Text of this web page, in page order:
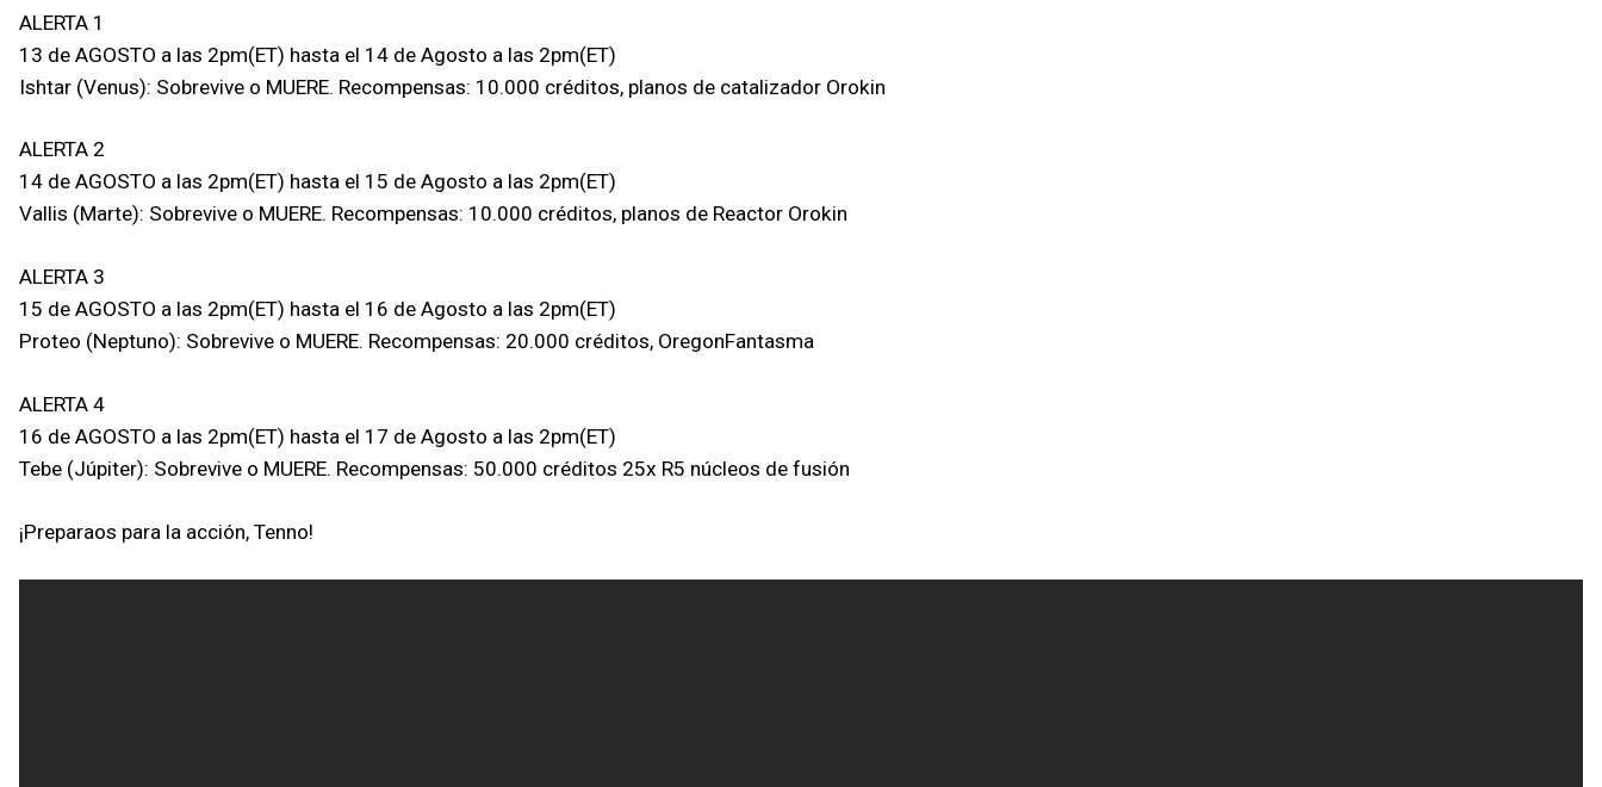
ALERTA 1
13 de AGOSTO a las 2pm(ET) hasta el 14 de Agosto a las 2pm(ET)
Ishtar (Venus): Sobrevive o MUERE. Recompensas: 10.000 créditos, planos de catalizador Orokin
ALERTA 2
14 de AGOSTO a las 2pm(ET) hasta el 15 de Agosto a las 2pm(ET)
Vallis (Marte): Sobrevive o MUERE. Recompensas: 10.000 créditos, planos de Reactor Orokin
ALERTA 3
15 de AGOSTO a las 2pm(ET) hasta el 16 de Agosto a las 2pm(ET)
Proteo (Neptuno): Sobrevive o MUERE. Recompensas: 20.000 créditos, OregonFantasma
ALERTA 4
16 de AGOSTO a las 2pm(ET) hasta el 17 de Agosto a las 2pm(ET)
Tebe (Júpiter): Sobrevive o MUERE. Recompensas: 50.000 créditos 25x R5 núcleos de fusión
¡Preparaos para la acción, Tenno!